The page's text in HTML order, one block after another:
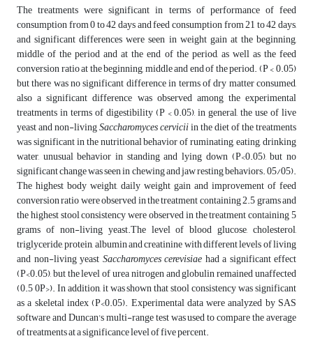
The treatments were significant in terms of performance of feed
consumption from 0 to 42 days and feed consumption from 21 to 42 days,
and significant differences were seen in weight gain at the beginning,
middle of the period and at the end of the period, as well as the feed
conversion ratio at the beginning, middle and end of the period. (P < 0.05)
but there was no significant difference in terms of dry matter consumed,
also a significant difference was observed among the experimental
treatments in terms of digestibility (P < 0.05), in general, the use of live
yeast and non-livingSaccharomyces cerviciiin the diet of the treatments
was significant in the nutritional behavior of ruminating, eating, drinking
water, unusual behavior in standing and lying down (P<0.05), but no
significant change was seen in chewing and jaw resting behaviors. 05/05).
The highest body weight, daily weight gain and improvement of feed
conversion ratio were observed in the treatment containing 2.5 grams and
the highest stool consistency were observed in the treatment containing 5
grams of non-living yeast.The level of blood glucose, cholesterol,
triglyceride, protein, albumin and creatinine with different levels of living
and non-living yeastSaccharomyces cerevisiaehad a significant effect
(P<0.05), but the level of urea nitrogen and globulin remained unaffected
(0.5 0P>). In addition, it was shown that stool consistency was significant
as a skeletal index (P<0.05). Experimental data were analyzed by SAS
software and Duncan's multi-range test was used to compare the average
of treatments at a significance level of five percent.